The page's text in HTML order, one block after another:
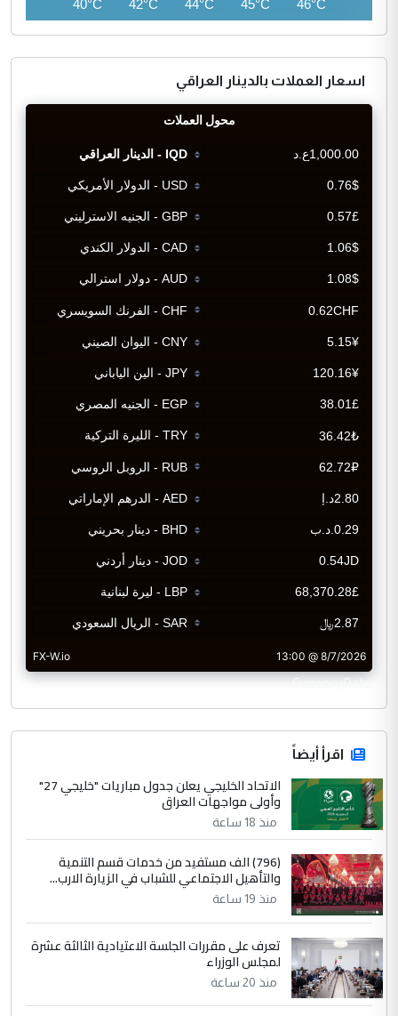
46°C
45°C
44°C
42°C
40°C
اسعار العملات بالدينار العراقي
CurrencyRate
اقرأ أيضاً
الاتحاد الخليجي يعلن جدول مباريات "خليجي 27"
وأولى مواجهات العراق
منذ 18 ساعة
(796) الف مستفيد من خدمات قسم التنمية
والتأهيل الاجتماعي للشباب في الزيارة الارب...
منذ 19 ساعة
تعرف على مقررات الجلسة الاعتيادية الثالثة عشرة
لمجلس الوزراء
منذ 20 ساعة